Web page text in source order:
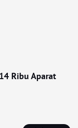
Ribu Aparat